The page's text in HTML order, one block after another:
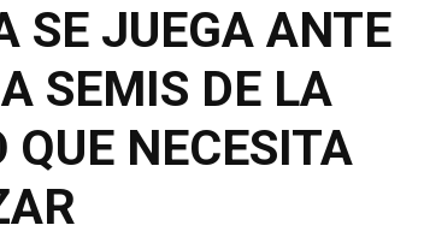
SE JUEGA ANTE
SEMIS DE LA
NECESITA